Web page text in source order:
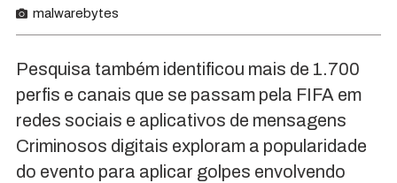
malwarebytes
Pesquisa também identificou mais de 1.700
perfis e canais que se passam pela FIFA em
redes sociais e aplicativos de mensagens
Criminosos digitais exploram a popularidade
do evento para aplicar golpes envolvendo